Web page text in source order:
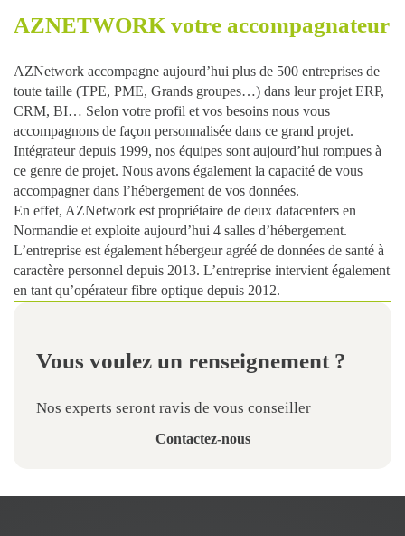
AZNETWORK votre accompagnateur
AZNetwork accompagne aujourd’hui plus de 500 entreprises de
toute taille (TPE, PME, Grands groupes…) dans leur projet ERP,
CRM, BI… Selon votre profil et vos besoins nous vous
accompagnons de façon personnalisée dans ce grand projet.
Intégrateur depuis 1999, nos équipes sont aujourd’hui rompues à
ce genre de projet. Nous avons également la capacité de vous
accompagner dans l’hébergement de vos données.
En effet, AZNetwork est propriétaire de deux datacenters en
Normandie et exploite aujourd’hui 4 salles d’hébergement.
L’entreprise est également hébergeur agréé de données de santé à
caractère personnel depuis 2013. L’entreprise intervient également
en tant qu’opérateur fibre optique depuis 2012.
Vous voulez un renseignement ?
Nos experts seront ravis de vous conseiller
Contactez-nous